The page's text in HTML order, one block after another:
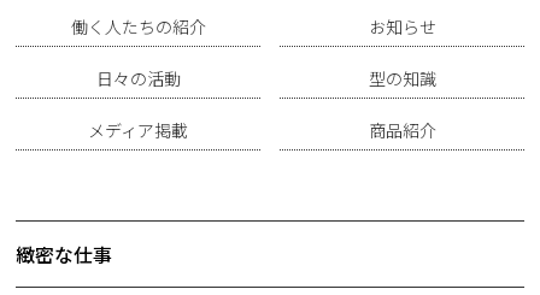
働く人たちの紹介 お知らせ
日々の活動 型の知識
メディア掲載 商品紹介
緻密な仕事